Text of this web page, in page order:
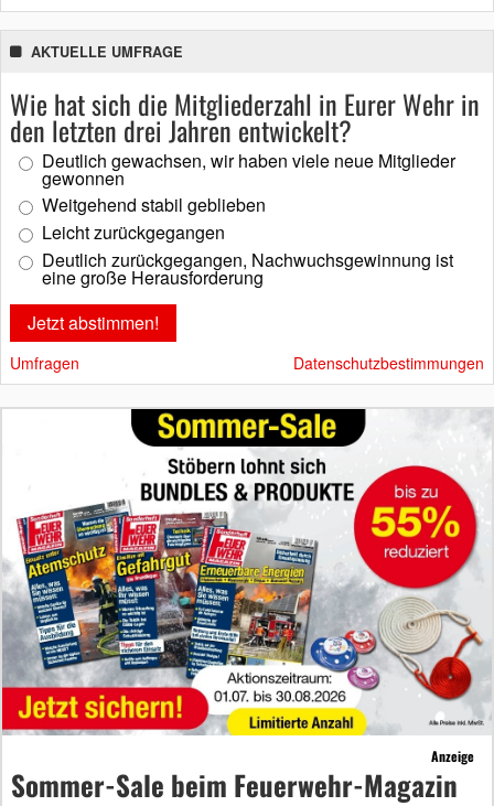
AKTUELLE UMFRAGE
Wie hat sich die Mitgliederzahl in Eurer Wehr in
den letzten drei Jahren entwickelt?
Deutlich gewachsen, wir haben viele neue Mitglieder
gewonnen
Weitgehend stabil geblieben
Leicht zurückgegangen
Deutlich zurückgegangen, Nachwuchsgewinnung ist
eine große Herausforderung
Umfragen Datenschutzbestimmungen
Anzeige
Sommer-Sale beim Feuerwehr-Magazin